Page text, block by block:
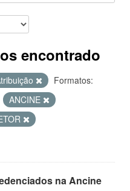
encontrado
Formatos:
ANCINE
na Ancine